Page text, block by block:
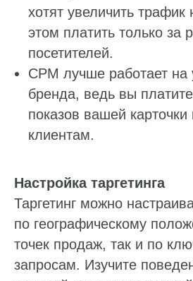
хотят увеличить трафик
этом платить только за
посетителей.
CPM лучше работает на
бренда, ведь вы
показов вашей
клиентам.
Настройка таргетинга
Таргетинг можно
по географическому
точек продаж, так и по
запросам. Изучите